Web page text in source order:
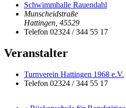
Schwimmhalle Rauendahl
Munscheidstraße
Hattingen 45529
Telefon 02324 / 344 55 17
Veranstalter
Turnverein Hattingen 1968 e.V.
Telefon 02324 / 344 55 17